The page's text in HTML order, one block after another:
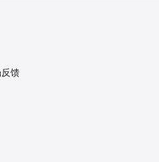
馈